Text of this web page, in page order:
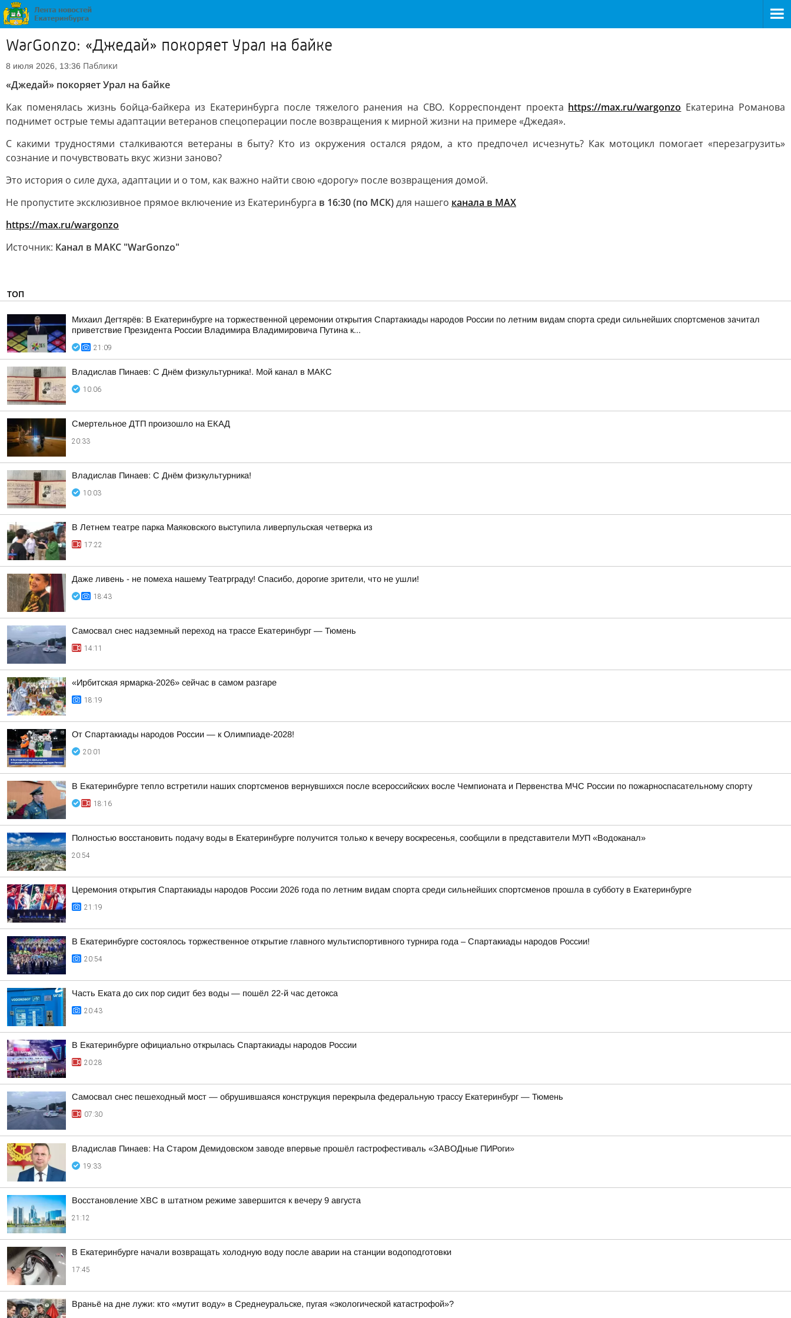
WarGonzo: «Джедай» покоряет Урал на байке
8 июля 2026, 13:36 Паблики
«Джедай» покоряет Урал на байке
Как поменялась жизнь бойца-байкера из Екатеринбурга после тяжелого ранения на СВО. Корреспондент проекта https://max.ru/wargonzo Екатерина Романова
поднимет острые темы адаптации ветеранов спецоперации после возвращения к мирной жизни на примере «Джедая».
С какими трудностями сталкиваются ветераны в быту? Кто из окружения остался рядом, а кто предпочел исчезнуть? Как мотоцикл помогает «перезагрузить»
сознание и почувствовать вкус жизни заново?
Это история о силе духа, адаптации и о том, как важно найти свою «дорогу» после возвращения домой.
Не пропустите эксклюзивное прямое включение из Екатеринбурга в 16:30 (по МСК)для нашего канала в MAX
https://max.ru/wargonzo
Источник: Канал в МАКС "WarGonzo"
ТОП
Михаил Дегтярёв: В Екатеринбурге на торжественной церемонии открытия Спартакиады народов России по летним видам спорта среди сильнейших спортсменов зачитал
приветствие Президента России Владимира Владимировича Путина к...
21:09
Владислав Пинаев: С Днём физкультурника!. Мой канал в МАКС
10:06
Смертельное ДТП произошло на ЕКАД
20:33
Владислав Пинаев: С Днём физкультурника!
10:03
В Летнем театре парка Маяковского выступила ливерпульская четверка из
17:22
Даже ливень - не помеха нашему Театрграду! Спасибо, дорогие зрители, что не ушли!
18:43
Самосвал снес надземный переход на трассе Екатеринбург — Тюмень
14:11
«Ирбитская ярмарка-2026» сейчас в самом разгаре
18:19
От Спартакиады народов России — к Олимпиаде-2028!
20:01
В Екатеринбурге тепло встретили наших спортсменов вернувшихся после всероссийских восле Чемпионата и Первенства МЧС России по пожарноспасательному спорту
18:16
Полностью восстановить подачу воды в Екатеринбурге получится только к вечеру воскресенья, сообщили в представители МУП «Водоканал»
20:54
Церемония открытия Спартакиады народов России 2026 года по летним видам спорта среди сильнейших спортсменов прошла в субботу в Екатеринбурге
21:19
В Екатеринбурге состоялось торжественное открытие главного мультиспортивного турнира года – Спартакиады народов России!
20:54
Часть Еката до сих пор сидит без воды — пошёл 22-й час детокса
20:43
В Екатеринбурге официально открылась Спартакиады народов России
20:28
Самосвал снес пешеходный мост — обрушившаяся конструкция перекрыла федеральную трассу Екатеринбург — Тюмень
07:30
Владислав Пинаев: На Старом Демидовском заводе впервые прошёл гастрофестиваль «ЗАВОДные ПИРоги»
19:33
Восстановление ХВС в штатном режиме завершится к вечеру 9 августа
21:12
В Екатеринбурге начали возвращать холодную воду после аварии на станции водоподготовки
17:45
Враньё на дне лужи: кто «мутит воду» в Среднеуральске, пугая «экологической катастрофой»?